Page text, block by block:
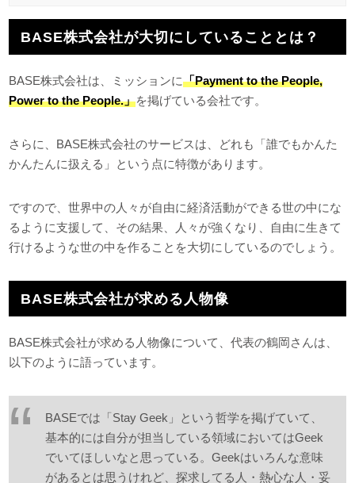
BASE株式会社が大切にしていることとは？
BASE株式会社は、ミッションに「Payment to the People,
Power to the People.」を掲げている会社です。
さらに、BASE株式会社のサービスは、どれも「誰でもかんた
かんたんに扱える」という点に特徴があります。
ですので、世界中の人々が自由に経済活動ができる世の中にな
るように支援して、その結果、人々が強くなり、自由に生きて
行けるような世の中を作ることを大切にしているのでしょう。
BASE株式会社が求める人物像
BASE株式会社が求める人物像について、代表の鶴岡さんは、
以下のように語っています。
BASEでは「Stay Geek」という哲学を掲げていて、
基本的には自分が担当している領域においてはGeek
でいてほしいなと思っている。Geekはいろんな意味
があるとは思うけれど、探求してる人・熱心な人・妥